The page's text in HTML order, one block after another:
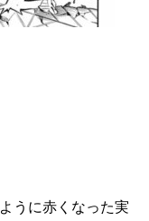
うに赤くなった実